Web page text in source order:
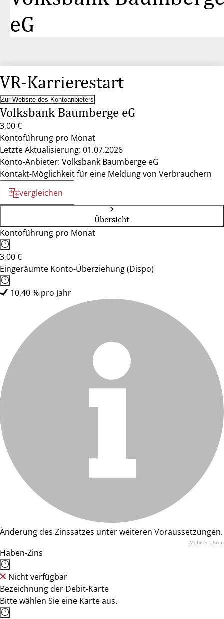
eG
VR-Karrierestart
Zur Website des Kontoanbieters
Volksbank Baumberge eG
3,00 €
Kontoführung pro Monat
Letzte Aktualisierung: 01.07.2026
Konto-Anbieter: Volksbank Baumberge eG
Kontakt-Möglichkeit für eine Meldung von Verbrauchern
vergleichen
Übersicht
Kontoführung pro Monat
3,00 €
Eingeräumte Konto-Überziehung (Dispo)
10,40 % pro Jahr
Änderung des Zinssatzes unter weiteren Voraussetzungen.
Mehr erfahren
Haben-Zins
Nicht verfügbar
Bezeichnung der Debit-Karte
Bitte wählen Sie eine Karte aus.